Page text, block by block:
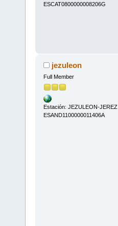
ESCAT0800000008206G
jezuleon
Full Member
Estación: JEZULEON-JEREZ
ESAND1100000011406A